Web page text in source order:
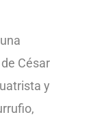
César
y